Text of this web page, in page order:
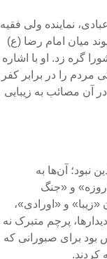
نماینده ولی فقیه
میان امام رضا (ع)
گره زد. او با اشاره
مردم را در برابر کفر
آن مصائب به زیبایی
نبود؛ آن‌ها به
خانه‌هایی رفتند که ستاره‌هایشان در «جنگ ۱۲ روزه» و «جنگ
و «اورادی»،
پرچم متبرک نه
برای صبورانی که
کردند.